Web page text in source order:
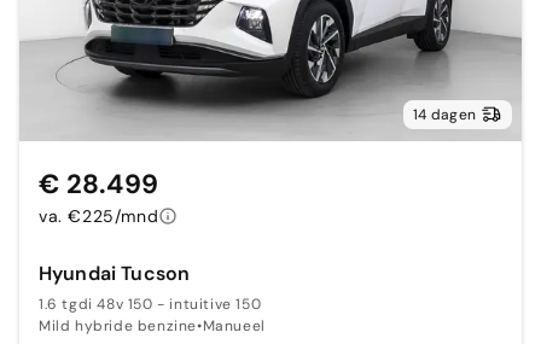
14 dagen
Hyundai Tucson
1.6 tgdi 48v 150 - intuitive 150
Mild hybride benzine•Manueel
€ 28.499
va. €225/mnd